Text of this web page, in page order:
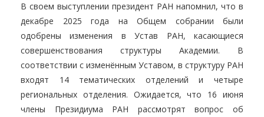
В своем выступлении президент РАН напомнил, что в
декабре 2025 года на Общем собрании были
одобрены изменения в Устав РАН, касающиеся
совершенствования структуры Академии. В
соответствии с изменённым Уставом, в структуру РАН
входят 14 тематических отделений и четыре
региональных отделения. Ожидается, что 16 июня
члены Президиума РАН рассмотрят вопрос об